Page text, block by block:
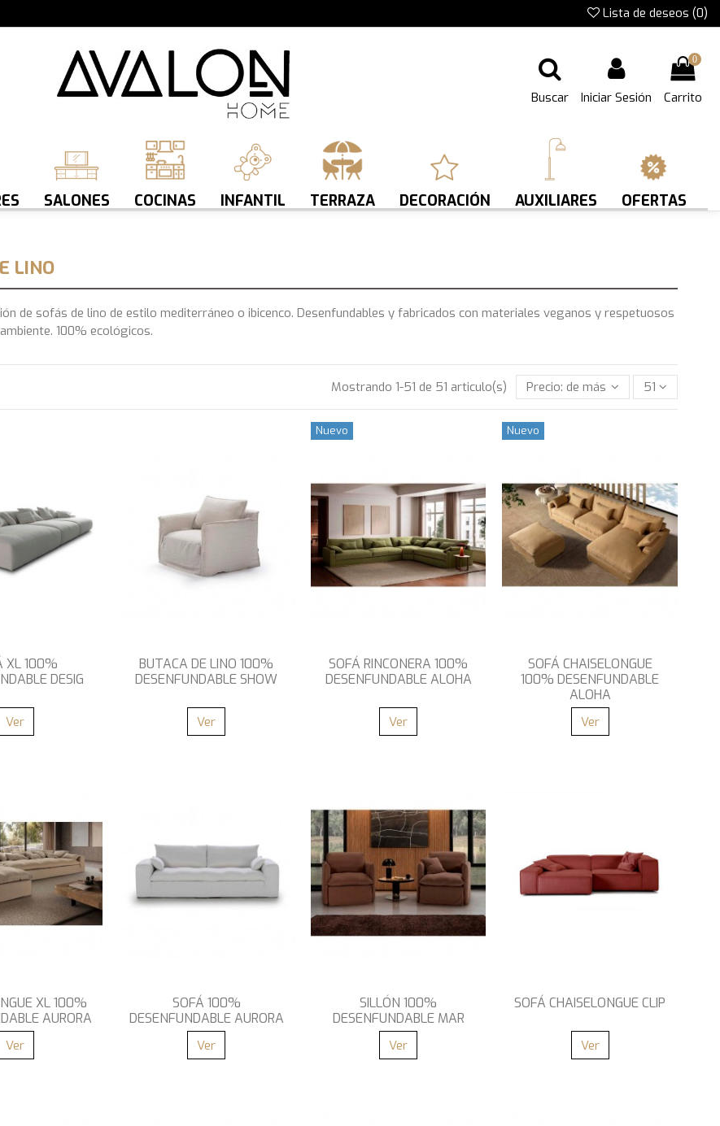
Lista de deseos (0)
Buscar Iniciar Sesión
0
Carrito
SALONES COCINAS INFANTIL TERRAZA DECORACIÓN AUXILIARES OFERTAS
LINO
de sofás de lino de estilo mediterráneo o ibicenco. Desenfundables y fabricados con materiales veganos y respetuosos
100% ecológicos.
Mostrando 1-51 de 51 articulo(s) Precio: de más bajo a más alto
51
XL 100%
DESIG
Ver
BUTACA DE LINO 100%
DESENFUNDABLE SHOW
Ver
Nuevo
SOFÁ RINCONERA 100%
DESENFUNDABLE ALOHA
Ver
Nuevo
SOFÁ CHAISELONGUE
100% DESENFUNDABLE
ALOHA
Ver
XL 100%
AURORA
Ver
SOFÁ 100%
DESENFUNDABLE AURORA
Ver
SILLÓN 100%
DESENFUNDABLE MAR
Ver
SOFÁ CHAISELONGUE CLIP
Ver